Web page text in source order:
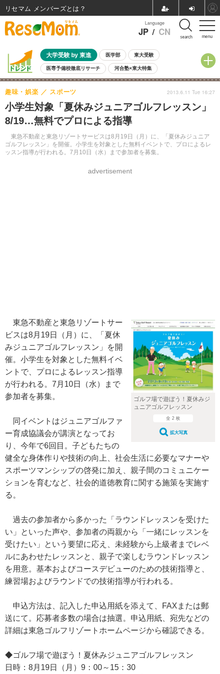
menu
Language
JP / CN search
大学受験 by 東進 医学部 東大受験
医専予備校徹底リサーチ 河合塾×東大特集
親子で考える大学選び 高校受験 中学受験 小学校受験
共通テスト 夏休み
8月開催イベント・WS 全国公立高校 過去問 人気記事
自由研究教材（小学生向け） 自由研究教材（中学生向け）
小学生対象「夏休みジュニアゴルフレッスン」
8/19…無料でプロによる指導
東急不動産と東急リゾートサービスは8月19日（月）に、「夏休みジュニア
ゴルフレッスン」を開催。小学生を対象とした無料イベントで、プロによるレ
ッスン指導が行われる。7月10日（水）まで参加者を募集。
趣味・娯楽 スポーツ
advertisement
2013.6.11 Tue 16:27
ゴルフ場で遊ぼう！夏休みジ
ュニアゴルフレッスン
全 2 枚
拡大写真
東急不動産と東急リゾートサー
ビスは8月19日（月）に、「夏休
みジュニアゴルフレッスン」を開
催。小学生を対象とした無料イベ
ントで、プロによるレッスン指導
が行われる。7月10日（水）まで
参加者を募集。
同イベントはジュニアゴルファ
ー育成協議会が講演となってお
り、今年で6回目。子どもたちの
健全な身体作りや技術の向上、社会生活に必要なマナーや
スポーツマンシップの啓発に加え、親子間のコミュニケー
ションを育むなど、社会的道徳教育に関する施策を実施す
る。
過去の参加者から多かった「ラウンドレッスンを受けた
い」といった声や、参加者の両親から「一緒にレッスンを
受けたい」という要望に応え、未経験から上級者までレベ
ルにあわせたレッスンと、親子で楽しむラウンドレッスン
を用意。基本およびコースデビューのための技術指導と、
練習場およびラウンドでの技術指導が行われる。
申込方法は、記入した申込用紙を添えて、FAXまたは郵
送にて。応募者多数の場合は抽選。申込用紙、宛先などの
詳細は東急ゴルフリゾートホームページから確認できる。
◆ゴルフ場で遊ぼう！夏休みジュニアゴルフレッスン
日時：8月19日（月）9：00～15：30
リセマム メンバーズ